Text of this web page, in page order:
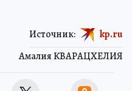
Амалия КВАРАЦХЕЛИЯ
Источник: kp.ru